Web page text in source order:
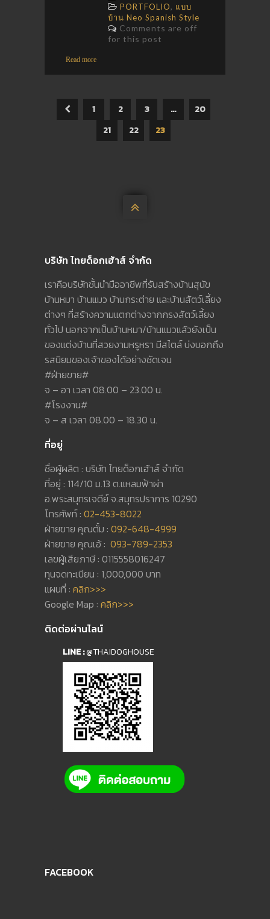
PORTFOLIO, แบบ
บ้าน Neo Spanish Style
Comments are off
for this post
Read more
1 2 3 …
20
21
22 23

บริษัท ไทยด็อกเฮ้าส์ จำกัด
เราคือบริษัทชั้นนำมืออาชีพที่รับสร้างบ้านสุนัข
บ้านหมา บ้านแมว บ้านกระต่าย และบ้านสัตว์เลี้ยง
ต่างๆ ที่สร้างความแตกต่างจากกรงสัตว์เลี้ยง
ทั่วไป นอกจากเป็นบ้านหมา/บ้านแมวแล้วยังเป็น
ของแต่งบ้านที่สวยงามหรูหรา มีสไตล์ บ่งบอกถึง
รสนิยมของเจ้าของได้อย่างชัดเจน
#ฝ่ายขาย#
จ – อา เวลา 08.00 – 23.00 น.
#โรงงาน#
จ – ส เวลา 08.00 – 18.30 น.
ที่อยู่
ชื่อผู้ผลิต : บริษัท ไทยด็อกเฮ้าส์ จำกัด
ที่อยู่ : 114/10 ม.13 ต.แหลมฟ้าผ่า
อ.พระสมุทรเจดีย์ จ.สมุทรปราการ 10290
โทรศัพท์ : 02-453-8022
ฝ่ายขาย คุณตั้ม : 092-648-4999
ฝ่ายขาย คุณเอ้ : 093-789-2353
เลขผู้เสียภาษี : 0115558016247
ทุนจดทะเบียน : 1,000,000 บาท
แผนที่ : คลิก>>>
Google Map : คลิก>>>
ติดต่อผ่านไลน์
LINE :@THAIDOGHOUSE
FACEBOOK